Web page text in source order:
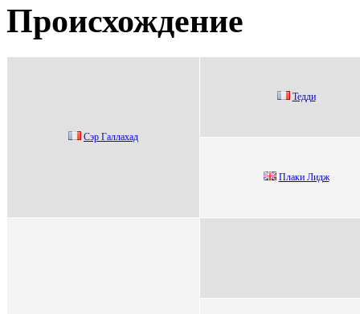
Происхождение
Сэр Галлахад
Teдди
Плaки Лидж